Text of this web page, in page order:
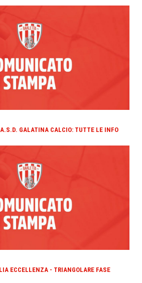
GALATINA CALCIO: TUTTE LE INFO
ECCELLENZA - TRIANGOLARE FASE